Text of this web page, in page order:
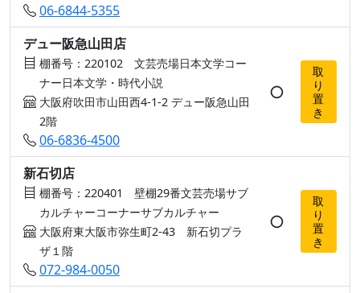
06-6844-5355
デュー阪急山田店
棚番号：220102 文芸売場日本文学コー
ナー日本文学・時代小説
大阪府吹田市山田西4-1-2 デュー阪急山田
2階
06-6836-4500
○
取
り
置
き
新石切店
棚番号：220401 壁棚29番文芸売場サブ
カルチャーコーナーサブカルチャー
大阪府東大阪市弥生町2-43 新石切プラ
ザ１階
072-984-0050
○
取
り
置
き